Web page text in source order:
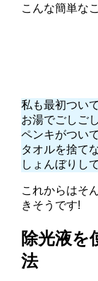
こんな簡単な
私も最初つい
お湯でごしご
ペンキがつい
タオルを捨て
しょんぼりし
これからはそ
きそうです!
除光液を
法